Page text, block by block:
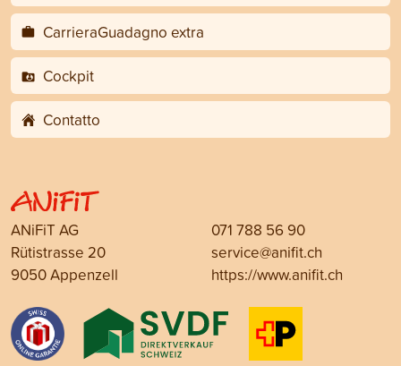
CarrieraGuadagno extra
Cockpit
Contatto
ANiFiT AG
Rütistrasse 20
9050 Appenzell
071 788 56 90
service@anifit.ch
https://www.anifit.ch